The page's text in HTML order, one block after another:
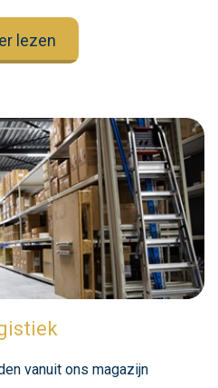
lezen
vanuit ons magazijn